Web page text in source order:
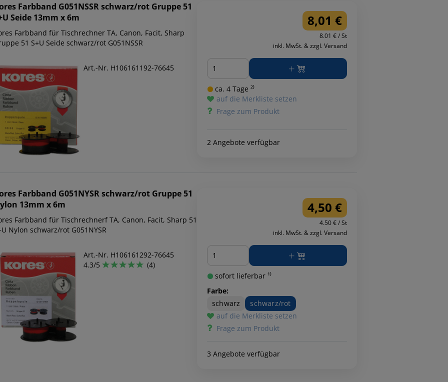
Farbband G051NSSR schwarz/rot Gruppe 51
Seide 13mm x 6m
Farbband für Tischrechner TA, Canon, Facit, Sharp
51 S+U Seide schwarz/rot G051NSSR
Art.-Nr. H106161192-76645
8,01 €
8.01 € / St
inkl. MwSt. & zzgl. Versand
Menge
ca. 4 Tage ²⁾
auf die Merkliste setzen
Frage zum Produkt
2 Angebote verfügbar
Farbband G051NYSR schwarz/rot Gruppe 51
13mm x 6m
Farbband für Tischrechnerf TA, Canon, Facit, Sharp 51
Nylon schwarz/rot G051NYSR
Art.-Nr. H106161292-76645
4.3/5
(4)
4,50 €
4.50 € / St
inkl. MwSt. & zzgl. Versand
Menge
sofort lieferbar ¹⁾
Farbe:
schwarz
schwarz/rot
auf die Merkliste setzen
Frage zum Produkt
3 Angebote verfügbar